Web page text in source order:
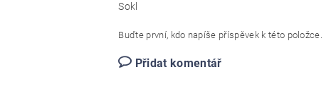
Sokl
Buďte první, kdo napíše příspěvek k této položce.
Přidat komentář